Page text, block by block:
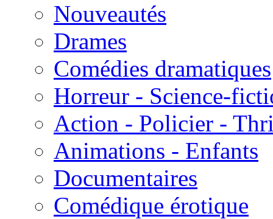
Nouveautés
Drames
Comédies dramatiques
Horreur - Science-
Action - Policier -
Animations - Enfants
Documentaires
Comédique érotique